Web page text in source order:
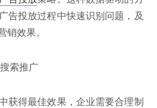
告投放过程中快速识别问题，及
销效果。
索推广
获得最佳效果，企业需要合理制